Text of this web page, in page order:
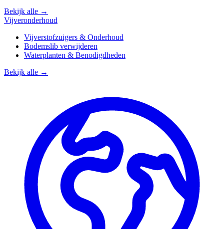
Bekijk alle →
Vijveronderhoud
Vijverstofzuigers & Onderhoud
Bodemslib verwijderen
Waterplanten & Benodigdheden
Bekijk alle →